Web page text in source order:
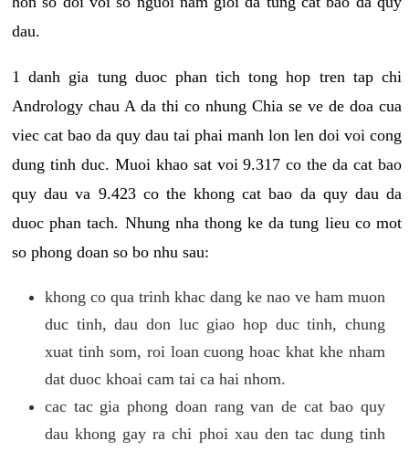
dau.
1 danh gia tung duoc phan tich tong hop tren tap chi
Andrology chau A da thi co nhung Chia se ve de doa cua
viec cat bao da quy dau tai phai manh lon len doi voi cong
dung tinh duc. Muoi khao sat voi 9.317 co the da cat bao
quy dau va 9.423 co the khong cat bao da quy dau da
duoc phan tach. Nhung nha thong ke da tung lieu co mot
so phong doan so bo nhu sau:
khong co qua trinh khac dang ke nao ve ham muon
duc tinh, dau don luc giao hop duc tinh, chung
xuat tinh som, roi loan cuong hoac khat khe nham
dat duoc khoai cam tai ca hai nhom.
cac tac gia phong doan rang van de cat bao quy
dau khong gay ra chi phoi xau den tac dung tinh